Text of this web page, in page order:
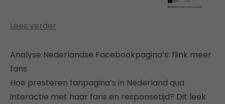
Lees verder
Analyse Nederlandse Facebookpagina’s: flink meer
fans
Hoe presteren fanpagina’s in Nederland qua
interactie met haar fans en responsetijd? Dit leek